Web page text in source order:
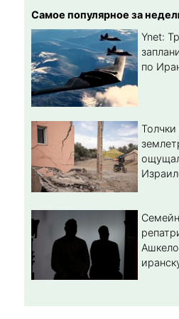
Самое популярное за
Ynet:
по